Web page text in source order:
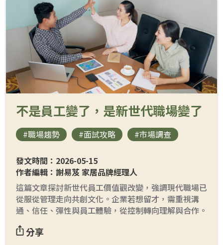
成 就 一 直 前 進 的 你
loanding...
不是員工變了，是新世代職場變了
#職場趨勢 #面試攻略 #市場調查
發文時間：2026-05-15
作者編輯：謝易芨 家居品牌經理人
這篇文章探討新世代員工價值觀改變，強調現代職場已
從服從管理走向共創文化。企業若想留才，需重視溝
通、信任、彈性與員工體驗，從控制轉向理解與合作。
分享